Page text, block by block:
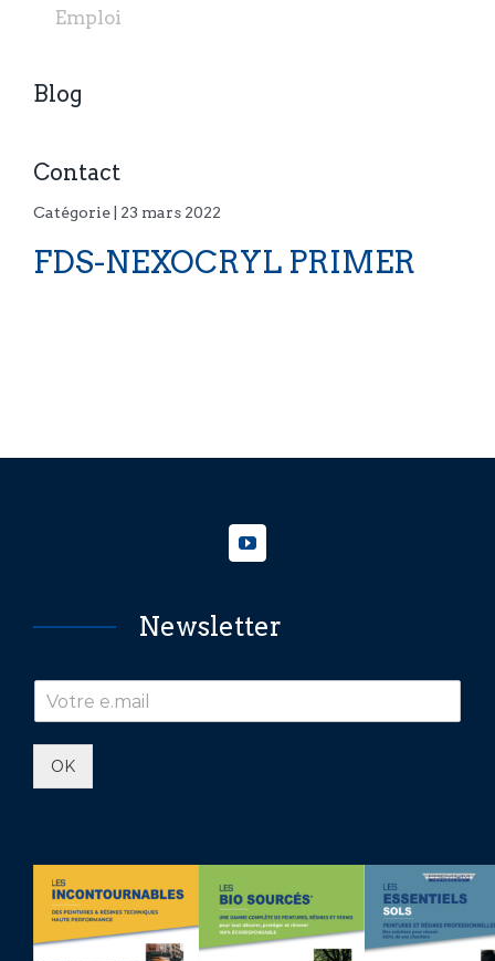
Emploi
Blog
Contact
Catégorie | 23 mars 2022
FDS-NEXOCRYL PRIMER
Newsletter
OK